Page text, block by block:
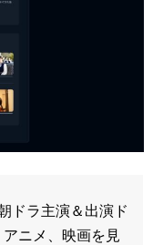
ドラ主演＆出演ド
ニメ、映画を見